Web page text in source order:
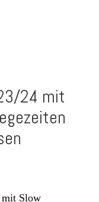
24 mit